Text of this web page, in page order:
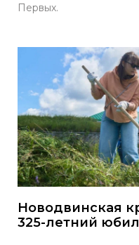
Первых.
Новодвинская
325-летний